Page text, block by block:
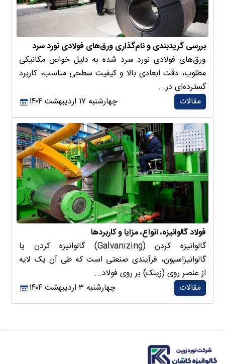
بررسی گریدبندی و نام‌گذاری ورق‌های فولادی نورد سرد
ورق‌های فولادی نورد سرد شده به دلیل خواص مکانیکی
مطلوب، دقت ابعادی بالا و کیفیت سطحی مناسب، کاربرد
گسترده‌ای در...
مقالات
چهارشنبه ۱۷ اردیبهشت ۱۴۰۴
فولاد گالوانیزه، انواع، مزایا و کاربردها
گالوانیزه کردن (Galvanizing) گالوانیزه کردن یا
گالوانیزاسیون، فرآیندی صنعتی است که طی آن یک لایه
از عنصر روی (زینک) بر روی فولاد...
مقالات
چهارشنبه ۳ اردیبهشت ۱۴۰۴